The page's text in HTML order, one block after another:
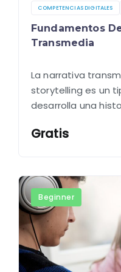
COMPETENCIAS DIGITALES
Fundamentos
Transmedia
La narrativa
storytelling es un
desarrolla una
comunicación,
Gratis
Beginner